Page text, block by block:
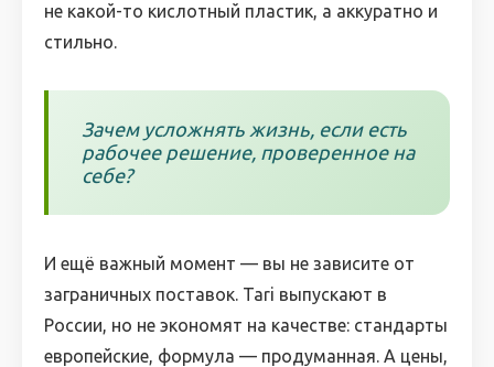
не какой-то кислотный пластик, а аккуратно и
стильно.
Зачем усложнять жизнь, если есть
рабочее решение, проверенное на
себе?
И ещё важный момент — вы не зависите от
заграничных поставок. Tari выпускают в
России, но не экономят на качестве: стандарты
европейские, формула — продуманная. А цены,